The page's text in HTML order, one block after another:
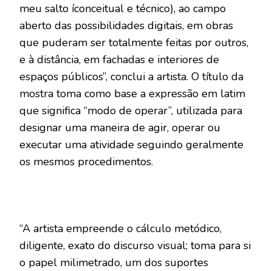
meu salto íconceitual e técnico), ao campo
aberto das possibilidades digitais, em obras
que puderam ser totalmente feitas por outros,
e à distância, em fachadas e interiores de
espaços públicos”, conclui a artista. O título da
mostra toma como base a expressão em latim
que significa “modo de operar”, utilizada para
designar uma maneira de agir, operar ou
executar uma atividade seguindo geralmente
os mesmos procedimentos.
“A artista empreende o cálculo metódico,
diligente, exato do discurso visual; toma para si
o papel milimetrado, um dos suportes